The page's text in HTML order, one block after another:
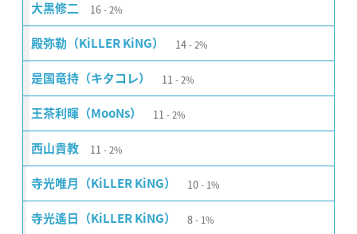
大黒修二 16 2%
殿弥勒（KiLLER KiNG） 14 2%
是国竜持（キタコレ） 11 2%
王茶利暉（MooNs） 11 2%
西山貴教 11 2%
寺光唯月（KiLLER KiNG） 10 1%
寺光遙日（KiLLER KiNG） 8 1%